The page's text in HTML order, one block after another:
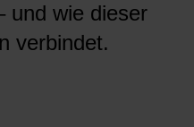
und wie dieser
verbindet.